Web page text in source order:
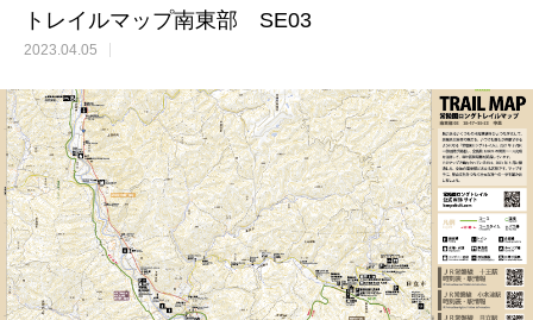
トレイルマップ南東部 SE03
2023.04.05